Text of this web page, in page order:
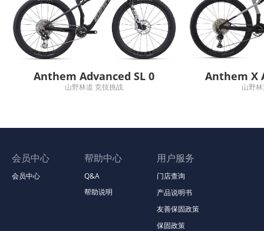
Anthem Advanced SL 0
山野林道 竞技挑战
Anthem X
山野
会员中心
会员中心
帮助中心
Q&A
帮助说明
用户服务
门店查询
产品说明书
友善保固政策
保固政策